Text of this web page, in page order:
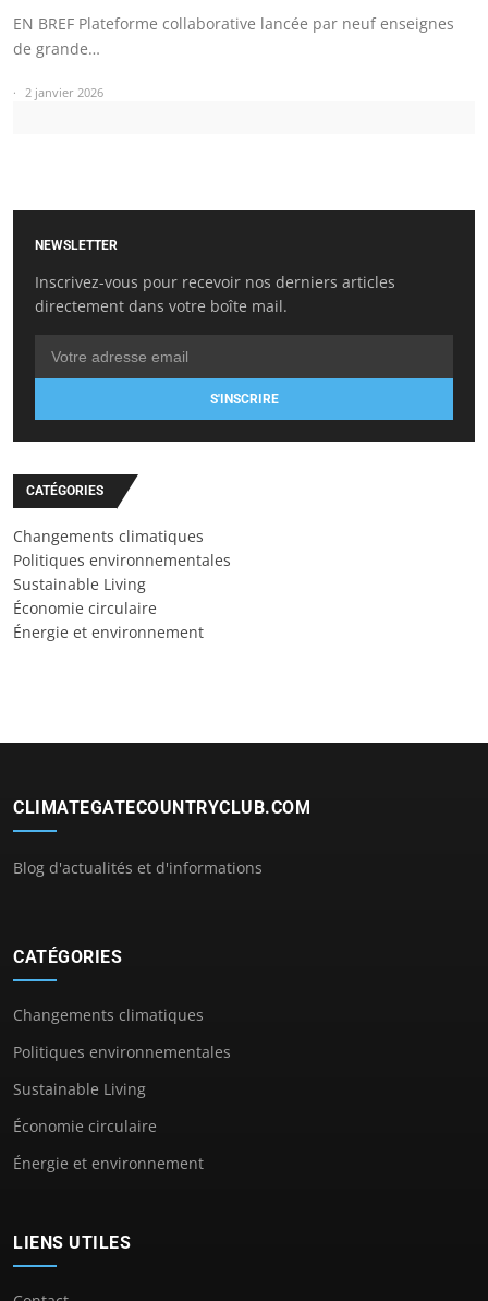
EN BREF Plateforme collaborative lancée par neuf enseignes
de grande…
2 janvier 2026
NEWSLETTER
Inscrivez-vous pour recevoir nos derniers articles
directement dans votre boîte mail.
S'INSCRIRE
CATÉGORIES
Changements climatiques
Politiques environnementales
Sustainable Living
Économie circulaire
Énergie et environnement
CLIMATEGATECOUNTRYCLUB.COM
Blog d'actualités et d'informations
CATÉGORIES
Changements climatiques
Politiques environnementales
Sustainable Living
Économie circulaire
Énergie et environnement
LIENS UTILES